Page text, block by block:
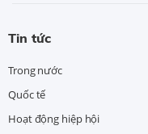
Tin tức
Trong nước
Quốc tế
Hoạt động hiệp hội